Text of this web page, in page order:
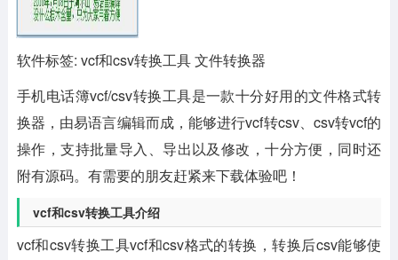
软件标签: vcf和csv转换工具 文件转换器
手机电话簿vcf/csv转换工具是一款十分好用的文件格式转
换器，由易语言编辑而成，能够进行vcf转csv、csv转vcf的
操作，支持批量导入、导出以及修改，十分方便，同时还
附有源码。有需要的朋友赶紧来下载体验吧！
vcf和csv转换工具介绍
vcf和csv转换工具vcf和csv格式的转换，转换后csv能够使